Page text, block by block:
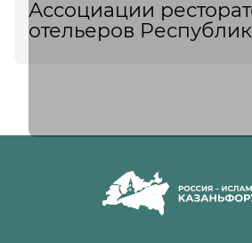
Ассоциации
отельеров